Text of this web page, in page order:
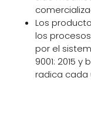
Los
los
por el
9001: 2015
radica cada